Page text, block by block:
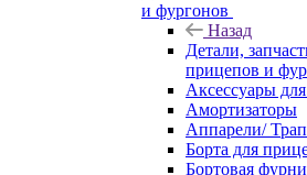
и фургонов
Назад
Детали,
прицепов и
Аксессуары
Амортизаторы
Аппарели/
Борта для
Бортовая